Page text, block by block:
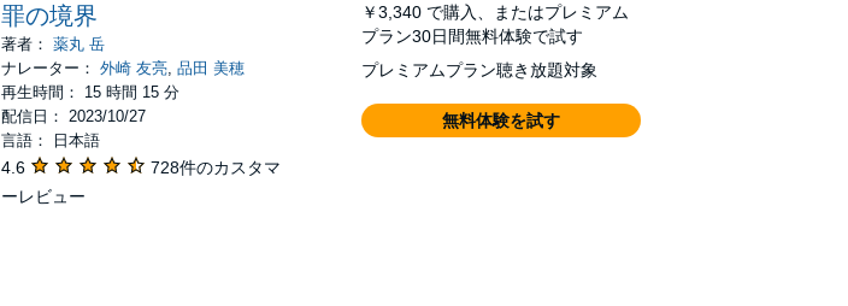
罪の境界
著者：薬丸 岳
ナレーター：外崎 友亮 ,品田 美穂
再生時間： 15 時間 15 分
配信日： 2023/10/27
言語： 日本語
4.6
728件のカスタマ
ーレビュー
￥3,340 で購入、またはプレミアム
プラン30日間無料体験で試す
プレミアムプラン聴き放題対象
無料体験を試す